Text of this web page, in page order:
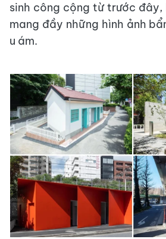
sinh công cộng từ trước đây,
mang đầy những hình ảnh
u ám.